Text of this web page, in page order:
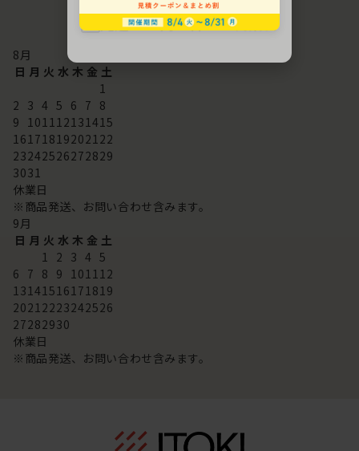
配送・お問い合わせ営業日
8月
日 月 火 水 木 金 土
1
2 3 4 5 6 7 8
9 101112131415
16171819202122
23242526272829
3031
休業日
※商品発送、お問い合わせ含みます。
9月
日 月 火 水 木 金 土
1 2 3 4 5
6 7 8 9 101112
13141516171819
20212223242526
27282930
休業日
※商品発送、お問い合わせ含みます。